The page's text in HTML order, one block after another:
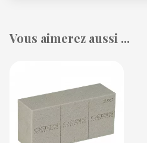
Vous aimerez aussi ...